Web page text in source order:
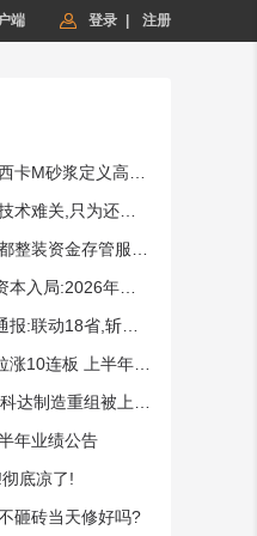
端  登录 注册
年业绩公告
底凉了!
砸砖当天修好吗?